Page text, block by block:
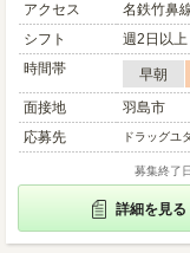
アクセス
名鉄竹鼻
シフト
週2日以
時間帯
早朝
面接地
羽島市
応募先
ドラッグ
募集終了
詳細を見る